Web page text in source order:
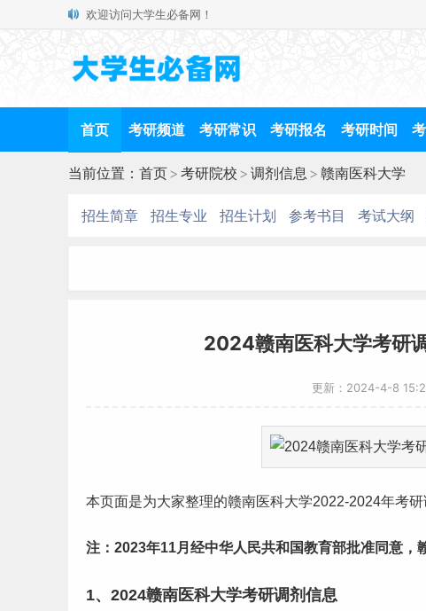
欢迎访问大学生必备网！
首页 考研频道 考研常识 考研报名 考研时间
当前位置： 首页> 考研院校 > 调剂信息 > 赣南医科大学
招生简章 招生专业 招生计划 参考书目 考试大纲
2024赣南医科大学考研
更新：2024-4-8
本页面是为大家整理的赣南医科大学2022-2024年考研
注： 2023年11月经中华人民共和国教育部批准同意，
1、2024赣南医科大学考研调剂信息